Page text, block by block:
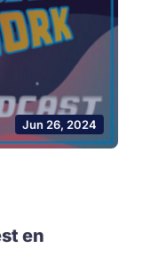
Jun 26, 2024
en